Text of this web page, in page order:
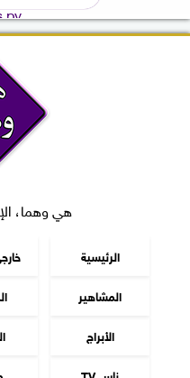
by
هي وهما،
الرئيسية
المشاهير
الأبراج